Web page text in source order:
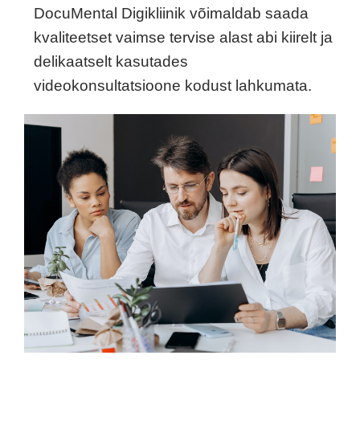
DocuMental Digikliinik võimaldab saada
kvaliteetset vaimse tervise alast abi kiirelt ja
delikaatselt kasutades
videokonsultatsioone kodust lahkumata.